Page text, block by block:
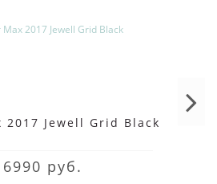
2017 Jewell Grid Black
руб.